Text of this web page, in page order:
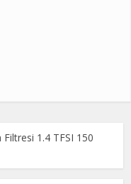
1.4 TFSI 150